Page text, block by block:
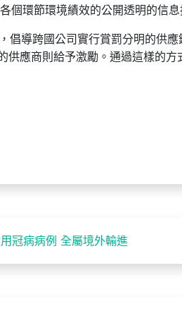
個環節環境績效的公開透明的信
倡導跨國公司實行賞罰分明的供
供應商則給予激勵。通過這樣的
冠病病例 全屬境外輸進